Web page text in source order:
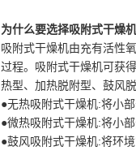
为什么要选择吸附式干燥
吸附式干燥机由充有活性
过程。吸附式干燥机可获
热型、加热脱附型、鼓风脱
●无热吸附式干燥机:将小
●微热吸附式干燥机:将小
●鼓风吸附式干燥机:将环